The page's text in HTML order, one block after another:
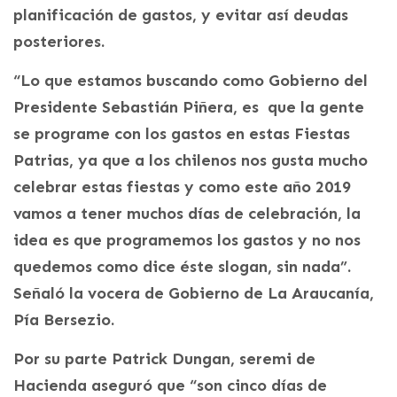
planificación de gastos, y evitar así deudas
posteriores.
“Lo que estamos buscando como Gobierno del
Presidente Sebastián Piñera, es que la gente
se programe con los gastos en estas Fiestas
Patrias, ya que a los chilenos nos gusta mucho
celebrar estas fiestas y como este año 2019
vamos a tener muchos días de celebración, la
idea es que programemos los gastos y no nos
quedemos como dice éste slogan, sin nada”.
Señaló la vocera de Gobierno de La Araucanía,
Pía Bersezio.
Por su parte Patrick Dungan, seremi de
Hacienda aseguró que “son cinco días de